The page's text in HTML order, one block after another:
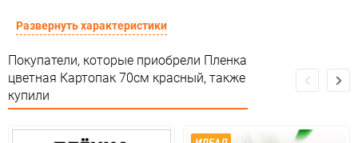
Материал
Срок годности Срок годности не ограничен
Страна изготовителя РОССИЯ
Развернуть характеристики
Покупатели, которые приобрели Пленка
цветная Картопак 70см красный, также
купили